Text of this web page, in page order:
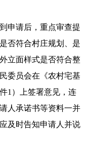
请后，重点审查提
否符合村庄规划、是
立面样式是否符合整
委员会在《农村宅基
1）上签署意见，连
人承诺书等资料一并
及时告知申请人并说